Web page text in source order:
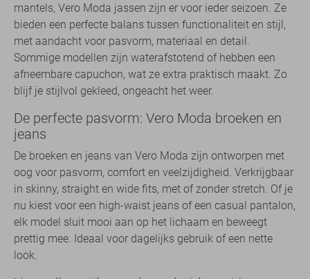
mantels, Vero Moda jassen zijn er voor ieder seizoen. Ze
bieden een perfecte balans tussen functionaliteit en stijl,
met aandacht voor pasvorm, materiaal en detail.
Sommige modellen zijn waterafstotend of hebben een
afneembare capuchon, wat ze extra praktisch maakt. Zo
blijf je stijlvol gekleed, ongeacht het weer.
De perfecte pasvorm: Vero Moda broeken en
jeans
De broeken en jeans van Vero Moda zijn ontworpen met
oog voor pasvorm, comfort en veelzijdigheid. Verkrijgbaar
in skinny, straight en wide fits, met of zonder stretch. Of je
nu kiest voor een high-waist jeans of een casual pantalon,
elk model sluit mooi aan op het lichaam en beweegt
prettig mee. Ideaal voor dagelijks gebruik of een nette
look.